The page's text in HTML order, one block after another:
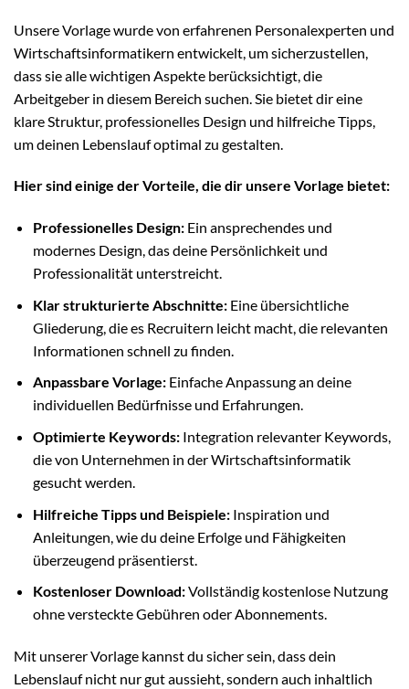
Unsere Vorlage wurde von erfahrenen Personalexperten und
Wirtschaftsinformatikern entwickelt, um sicherzustellen,
dass sie alle wichtigen Aspekte berücksichtigt, die
Arbeitgeber in diesem Bereich suchen. Sie bietet dir eine
klare Struktur, professionelles Design und hilfreiche Tipps,
um deinen Lebenslauf optimal zu gestalten.
Hier sind einige der Vorteile, die dir unsere Vorlage bietet:
Professionelles Design:Ein ansprechendes und
modernes Design, das deine Persönlichkeit und
Professionalität unterstreicht.
Klar strukturierte Abschnitte:Eine übersichtliche
Gliederung, die es Recruitern leicht macht, die relevanten
Informationen schnell zu finden.
Anpassbare Vorlage:Einfache Anpassung an deine
individuellen Bedürfnisse und Erfahrungen.
Optimierte Keywords:Integration relevanter Keywords,
die von Unternehmen in der Wirtschaftsinformatik
gesucht werden.
Hilfreiche Tipps und Beispiele:Inspiration und
Anleitungen, wie du deine Erfolge und Fähigkeiten
überzeugend präsentierst.
Kostenloser Download:Vollständig kostenlose Nutzung
ohne versteckte Gebühren oder Abonnements.
Mit unserer Vorlage kannst du sicher sein, dass dein
Lebenslauf nicht nur gut aussieht, sondern auch inhaltlich